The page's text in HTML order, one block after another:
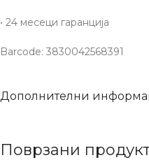
• 24 месеци гаранција
Barcode: 3830042568391
Дополнителни
Поврзани